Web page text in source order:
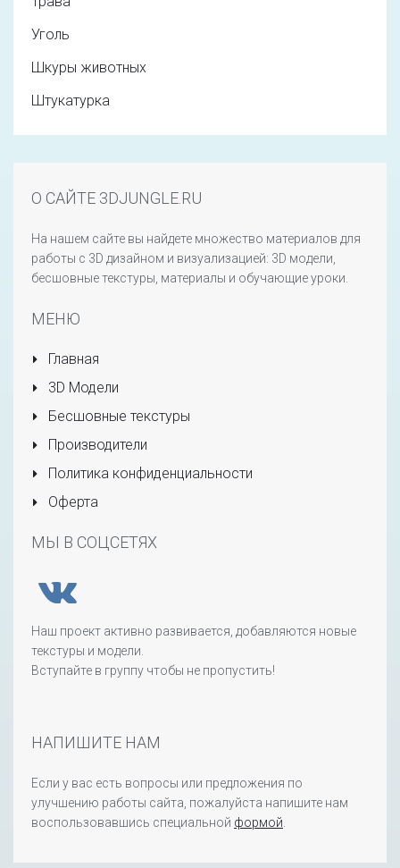
Уголь
Шкуры животных
Штукатурка
О САЙТЕ 3DJUNGLE.RU
На нашем сайте вы найдете множество материалов для
работы с 3D дизайном и визуализацией: 3D модели,
бесшовные текстуры, материалы и обучающие уроки.
МЕНЮ
Главная
3D Модели
Бесшовные текстуры
Производители
Политика конфиденциальности
Оферта
МЫ В СОЦСЕТЯХ
Наш проект активно развивается, добавляются новые
текстуры и модели.
Вступайте в группу чтобы не пропустить!
НАПИШИТЕ НАМ
Если у вас есть вопросы или предложения по
улучшению работы сайта, пожалуйста напишите нам
воспользовавшись специальной формой.